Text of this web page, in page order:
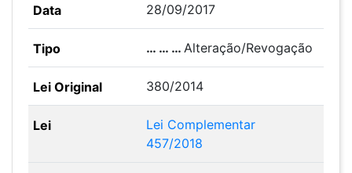
28/09/2017
… … …Alteração/Revogação
380/2014
Lei Complementar
457/2018